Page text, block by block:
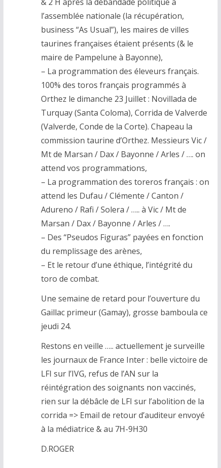
l’assemblée nationale (la récupération,
business “As Usual”), les maires de villes
taurines françaises étaient présents (& le
maire de Pampelune à Bayonne),
– La programmation des éleveurs français.
100% des toros français programmés à
Orthez le dimanche 23 Juillet : Novillada de
Turquay (Santa Coloma), Corrida de Valverde
(Valverde, Conde de la Corte). Chapeau la
commission taurine d’Orthez. Messieurs Vic /
Mt de Marsan / Dax / Bayonne / Arles / …. on
attend vos programmations,
– La programmation des toreros français : on
attend les Dufau / Clémente / Canton /
Adureno / Rafi / Solera / ….. à Vic / Mt de
Marsan / Dax / Bayonne / Arles / ….
– Des “Pseudos Figuras” payées en fonction
du remplissage des arènes,
– Et le retour d’une éthique, l’intégrité du
toro de combat.
Une semaine de retard pour l’ouverture du
Gaillac primeur (Gamay), grosse bamboula ce
jeudi 24.
Restons en veille ….. actuellement je surveille
les journaux de France Inter : belle victoire de
LFI sur l’IVG, refus de l’AN sur la
réintégration des soignants non vaccinés,
rien sur la débâcle de LFI sur l’abolition de la
corrida => Email de retour d’auditeur envoyé
à la médiatrice & au 7H-9H30
D.ROGER